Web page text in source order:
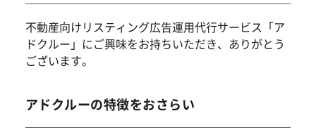
不動産向けリスティング広告運用代行サービス「ア
ドクルー」にご興味をお持ちいただき、ありがとう
ございます。
アドクルーの特徴をおさらい